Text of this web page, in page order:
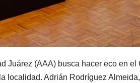
Juárez (AAA) busca hacer eco en el
localidad. Adrián Rodríguez